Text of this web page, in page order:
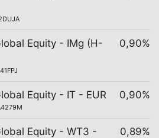
Equity - IMg (H-
0,90%
Equity - IT - EUR 0,90%
Equity - WT3 -
0,89%